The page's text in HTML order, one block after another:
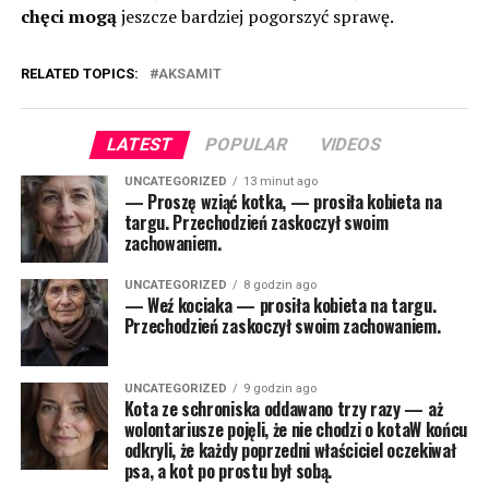
chęci mogąjeszcze bardziej pogorszyć sprawę.
RELATED TOPICS: AKSAMIT
LATEST POPULAR VIDEOS
UNCATEGORIZED 13 minut ago
— Proszę wziąć kotka, — prosiła kobieta na
targu. Przechodzień zaskoczył swoim
zachowaniem.
UNCATEGORIZED 8 godzin ago
— Weź kociaka — prosiła kobieta na targu.
Przechodzień zaskoczył swoim zachowaniem.
UNCATEGORIZED 9 godzin ago
Kota ze schroniska oddawano trzy razy — aż
wolontariusze pojęli, że nie chodzi o kotaW końcu
odkryli, że każdy poprzedni właściciel oczekiwał
psa, a kot po prostu był sobą.